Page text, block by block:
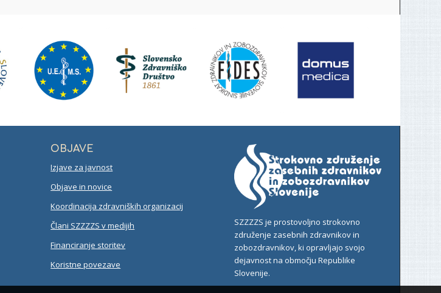
OBJAVE
Izjave za javnost
Objave in novice
Koordinacija zdravniških organizacij
Člani SZZZZS v medijih
Financiranje storitev
Koristne povezave
SZZZZS je prostovoljno strokovno
združenje zasebnih zdravnikov in
zobozdravnikov, ki opravljajo svojo
dejavnost na območju Republike
Slovenije.